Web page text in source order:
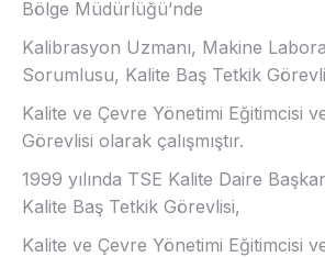
Bölge Müdürlüğü’nde
Kalibrasyon Uzmanı, Makine
Sorumlusu, Kalite Baş Tetkik
Kalite ve Çevre Yönetimi Eğitimcisi
Görevlisi olarak çalışmıştır.
1999 yılında TSE Kalite Daire
Kalite Baş Tetkik Görevlisi,
Kalite ve Çevre Yönetimi Eğitimcisi